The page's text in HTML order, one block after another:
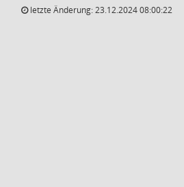
letzte Änderung: 23.12.2024 08:00:22